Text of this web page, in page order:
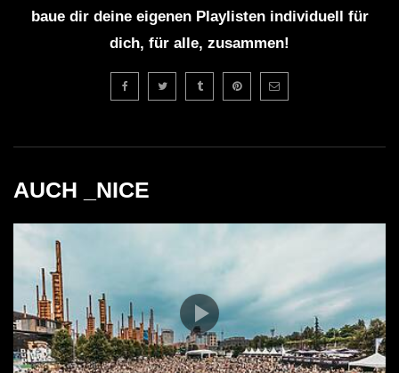
baue dir deine eigenen Playlisten individuell für
dich, für alle, zusammen!
AUCH _NICE